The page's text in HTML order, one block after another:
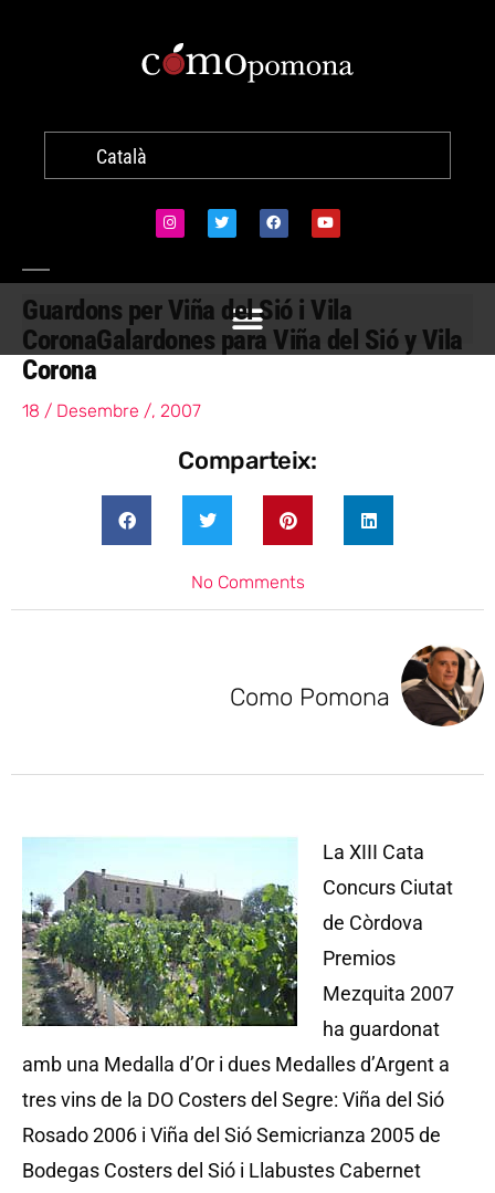
Català
Guardons per Viña del Sió i Vila
CoronaGalardones para Viña del Sió y Vila
Corona
18 / Desembre /, 2007
Comparteix:
No Comments
Como Pomona
La XIII Cata
Concurs Ciutat
de Còrdova
Premios
Mezquita 2007
ha guardonat
amb una Medalla d’Or i dues Medalles d’Argent a
tres vins de la DO Costers del Segre: Viña del Sió
Rosado 2006 i Viña del Sió Semicrianza 2005 de
Bodegas Costers del Sió i Llabustes Cabernet